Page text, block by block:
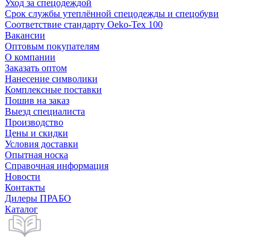
Уход за спецодеждой
Срок службы утеплённой спецодежды и спецобуви
Соответствие стандарту Oeko-Tex 100
Вакансии
Оптовым покупателям
О компании
Заказать оптом
Нанесение символики
Комплексные поставки
Пошив на заказ
Выезд специалиста
Производство
Цены и скидки
Условия доставки
Опытная носка
Справочная информация
Новости
Контакты
Дилеры ПРАБО
Каталог